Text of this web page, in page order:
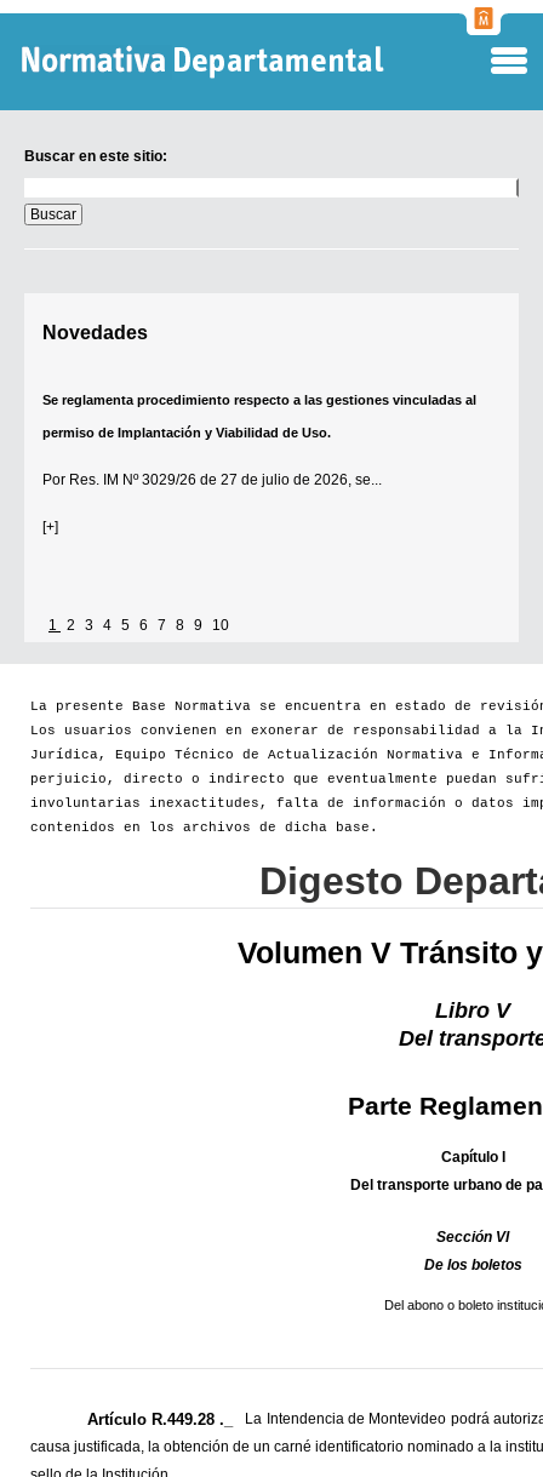
Buscar en este sitio:
en
este
sitio:
Novedades
Se reglamenta procedimiento respecto a las gestiones vinculadas al
permiso de Implantación y Viabilidad de Uso.
Por Res. IM Nº 3029/26 de 27 de julio de 2026, se...
[+]
1 2 3 4 5 6 7 8 9 10
La presente Base Normativa se encuentra en estado de
Los usuarios convienen en exonerar de responsabilidad a la
Jurídica, Equipo Técnico de Actualización Normativa e
perjuicio, directo o indirecto que eventualmente puedan
involuntarias inexactitudes, falta de información o datos
contenidos en los archivos de dicha base.
Digesto
Volumen V Tránsito
Libro V
Del
Parte
Capítulo I
Del transporte urbano de
Sección VI
De los boletos
Del abono o boleto
Artículo R.449.28 ._
La Intendencia de Montevideo podrá
causa justificada, la obtención de un carné identificatorio nominado a la